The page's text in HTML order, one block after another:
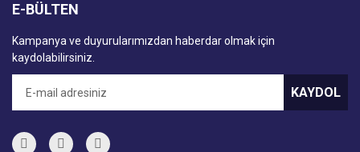
E-BÜLTEN
Kampanya ve duyurularımızdan haberdar olmak için
kaydolabilirsiniz.
KAYDOL